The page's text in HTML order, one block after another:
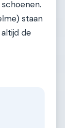
staan
de